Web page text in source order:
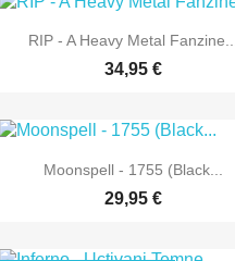
 Vorschau
RIP - A Heavy Metal Fanzine...
34,95 €
 Vorschau
Moonspell - 1755 (Black...
29,95 €